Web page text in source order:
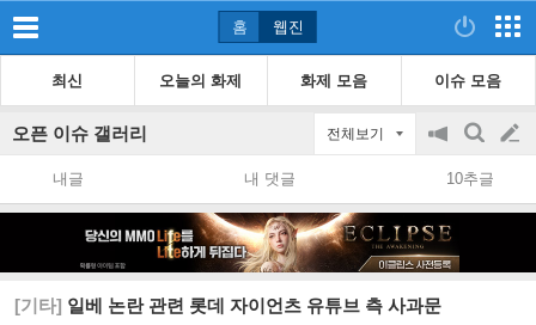
홈 웹진
최신 오늘의 화제 화제 모음 이슈 모음
오픈 이슈 갤러리 전체보기
공
지
on/off
검
색
글
쓰
내글 내 댓글 10추글
[기타] 일베 논란 관련 롯데 자이언츠 유튜브 측 사과문